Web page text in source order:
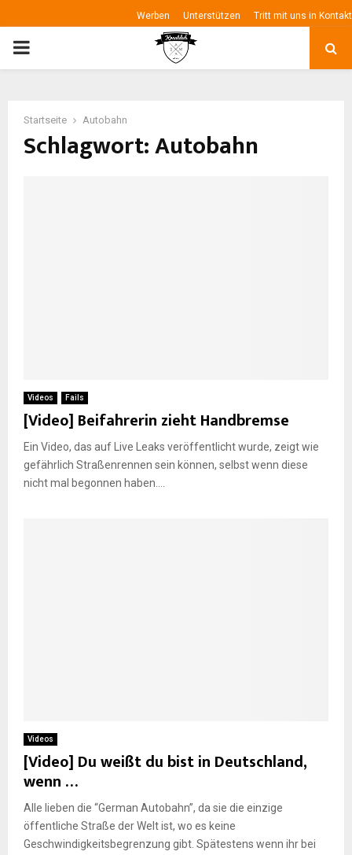
Werben Unterstützen Tritt mit uns in Kontakt
P
E
N
U
Startseite Autobahn
Schlagwort: Autobahn
Videos Fails
[Video] Beifahrerin zieht Handbremse
Ein Video, das auf Live Leaks veröffentlicht wurde, zeigt wie
gefährlich Straßenrennen sein können, selbst wenn diese
nicht mal begonnen haben....
Videos
[Video] Du weißt du bist in Deutschland,
wenn …
Alle lieben die “German Autobahn”, da sie die einzige
öffentliche Straße der Welt ist, wo es keine
Geschwindigkeitsbegrenzung gibt. Spätestens wenn ihr bei